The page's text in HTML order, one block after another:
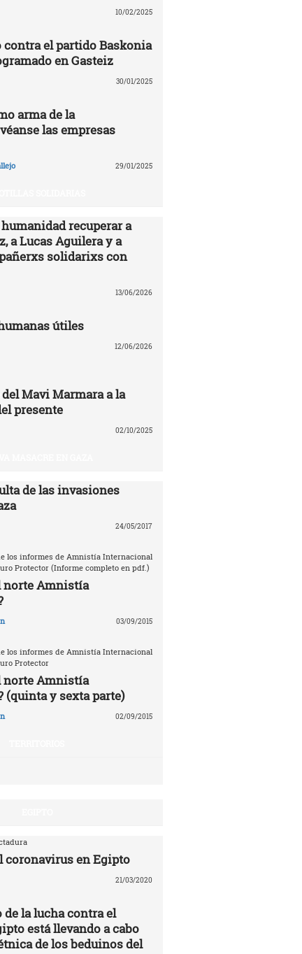
10/02/2025
el partido Baskonia
en Gasteiz
30/01/2025
arma de la
las empresas
29/01/2025
recuperar a
a Lucas Aguilera y a
solidarixs con
13/06/2026
útiles
12/06/2026
Mavi Marmara a la
presente
02/10/2025
de las invasiones
24/05/2017
los informes de Amnistía Internacional
Protector (Informe completo en pdf.)
norte Amnistía
03/09/2015
los informes de Amnistía Internacional
Protector
norte Amnistía
(quinta y sexta parte)
02/09/2015
coronavirus en Egipto
21/03/2020
la lucha contra el
está llevando a cabo
de los beduinos del